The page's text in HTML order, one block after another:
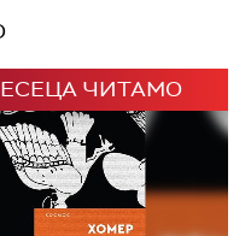
ЧИТАМО